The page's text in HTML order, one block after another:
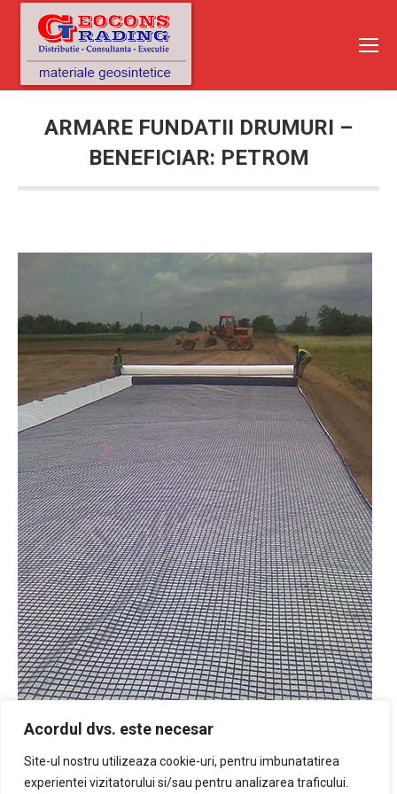
Acordul dvs. este necesar
Site-ul nostru utilizeaza cookie-uri, pentru imbunatatirea
experientei vizitatorului si/sau pentru analizarea traficului.
ARMARE FUNDATII DRUMURI –
BENEFICIAR: PETROM